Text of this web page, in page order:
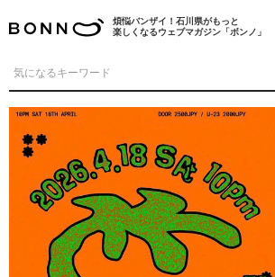
煩悩バンザイ！石川県がもっと
楽しくなるウェブマガジン「ボンノ」